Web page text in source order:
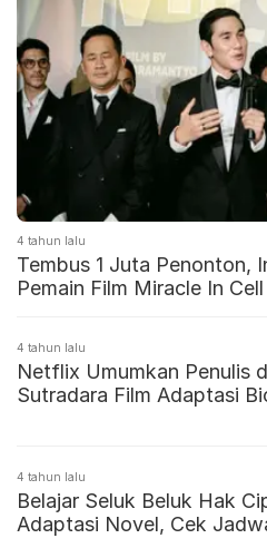
4 tahun lalu
Tembus 1 Juta Penonton,
Pemain Film Miracle In
4 tahun lalu
Netflix Umumkan Penulis
Sutradara Film Adaptasi
4 tahun lalu
Belajar Seluk Beluk Hak
Adaptasi Novel, Cek